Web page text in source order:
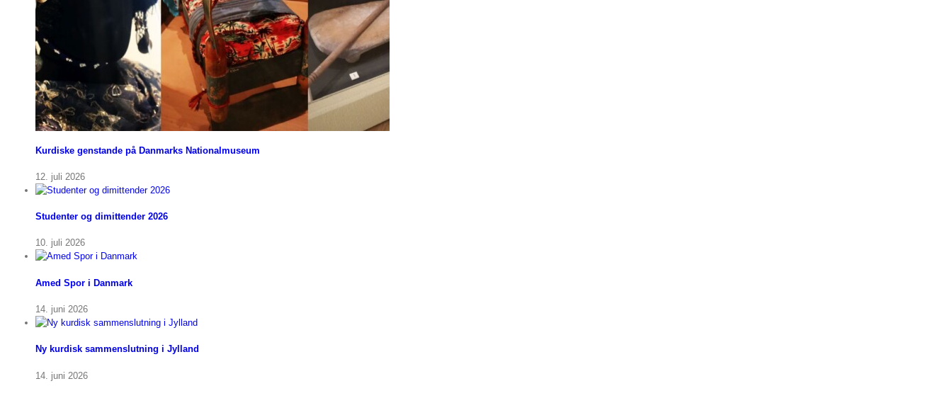
Kurdiske genstande på Danmarks Nationalmuseum
12. juli 2026
Studenter og dimittender 2026
10. juli 2026
Amed Spor i Danmark
14. juni 2026
Ny kurdisk sammenslutning i Jylland
14. juni 2026